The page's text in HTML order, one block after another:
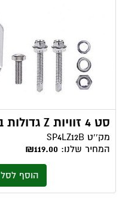
סט 4 זוויות Z גדולות ברגים ואומים
מק''ט SP4LZ12B
המחיר שלנו: ₪119.00
הוסף לסל